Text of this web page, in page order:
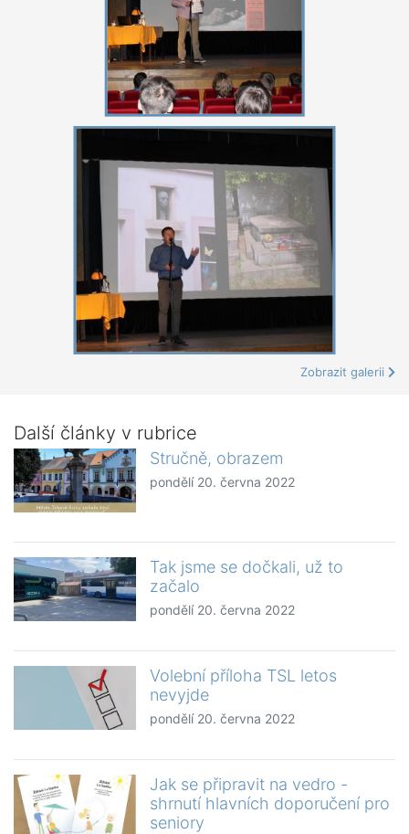
Zobrazit galerii
Další články v rubrice
Stručně, obrazem
pondělí 20. června 2022
Tak jsme se dočkali, už to
začalo
pondělí 20. června 2022
Volební příloha TSL letos
nevyjde
pondělí 20. června 2022
Jak se připravit na vedro -
shrnutí hlavních doporučení pro
seniory